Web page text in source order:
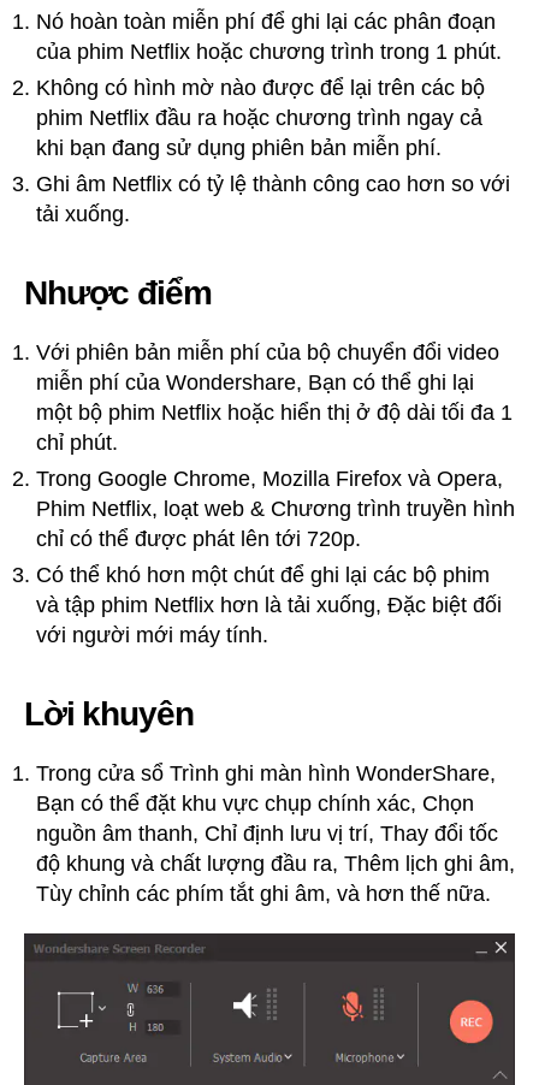
Nó hoàn toàn miễn phí để ghi lại các phân đoạn
của phim Netflix hoặc chương trình trong 1 phút.
Không có hình mờ nào được để lại trên các bộ
phim Netflix đầu ra hoặc chương trình ngay cả
khi bạn đang sử dụng phiên bản miễn phí.
Ghi âm Netflix có tỷ lệ thành công cao hơn so với
tải xuống.
Nhược điểm
Với phiên bản miễn phí của bộ chuyển đổi video
miễn phí của Wondershare, Bạn có thể ghi lại
một bộ phim Netflix hoặc hiển thị ở độ dài tối đa 1
chỉ phút.
Trong Google Chrome, Mozilla Firefox và Opera,
Phim Netflix, loạt web & Chương trình truyền hình
chỉ có thể được phát lên tới 720p.
Có thể khó hơn một chút để ghi lại các bộ phim
và tập phim Netflix hơn là tải xuống, Đặc biệt đối
với người mới máy tính.
Lời khuyên
Trong cửa sổ Trình ghi màn hình WonderShare,
Bạn có thể đặt khu vực chụp chính xác, Chọn
nguồn âm thanh, Chỉ định lưu vị trí, Thay đổi tốc
độ khung và chất lượng đầu ra, Thêm lịch ghi âm,
Tùy chỉnh các phím tắt ghi âm, và hơn thế nữa.